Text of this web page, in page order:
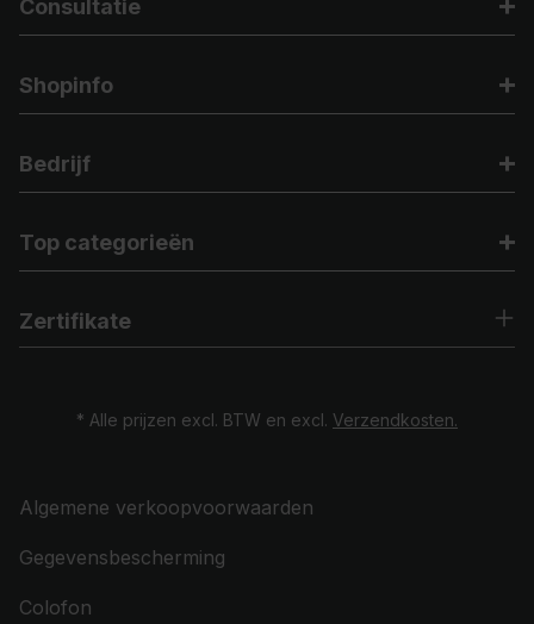
Consultatie
Shopinfo
Bedrijf
Top categorieën
Zertifikate
* Alle prijzen excl. BTW en excl. Verzendkosten.
Algemene verkoopvoorwaarden
Gegevensbescherming
Colofon